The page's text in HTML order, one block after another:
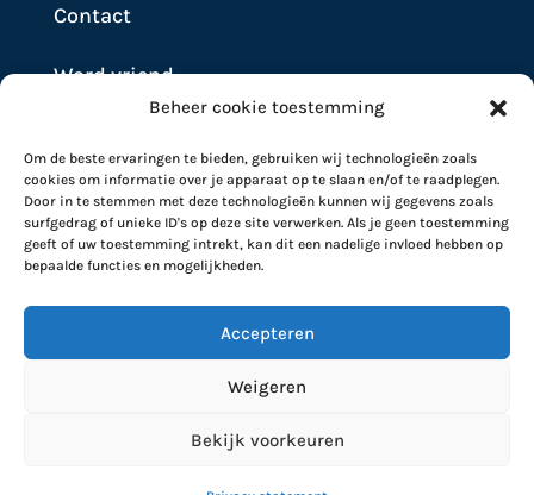
Beheer cookie toestemming
Om de beste ervaringen te bieden, gebruiken wij technologieën zoals
cookies om informatie over je apparaat op te slaan en/of te raadplegen.
Door in te stemmen met deze technologieën kunnen wij gegevens zoals
surfgedrag of unieke ID's op deze site verwerken. Als je geen toestemming
geeft of uw toestemming intrekt, kan dit een nadelige invloed hebben op
bepaalde functies en mogelijkheden.
Accepteren
Weigeren
Bekijk voorkeuren
Contact
Word vriend
Privacy Statement|